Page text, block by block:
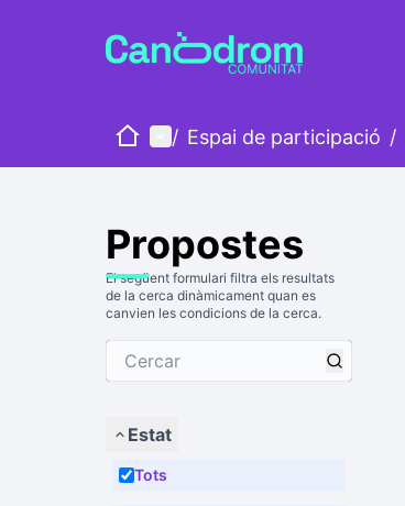
IniciMenú principal
/ Espai de participació /
Propostes
El següent formulari filtra els resultats
de la cerca dinàmicament quan es
canvien les condicions de la cerca.
Estat
Tots